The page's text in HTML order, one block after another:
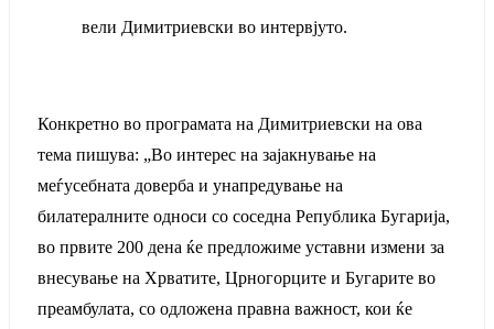
вели Димитриевски во интервјуто.
Конкретно во програмата на Димитриевски на ова
тема пишува: „Во интерес на зајакнување на
меѓусебната доверба и унапредување на
билатералните односи со соседна Република Бугарија,
во првите 200 дена ќе предложиме уставни измени за
внесување на Хрватите, Црногорците и Бугарите во
преамбулата, со одложена правна важност, кои ќе